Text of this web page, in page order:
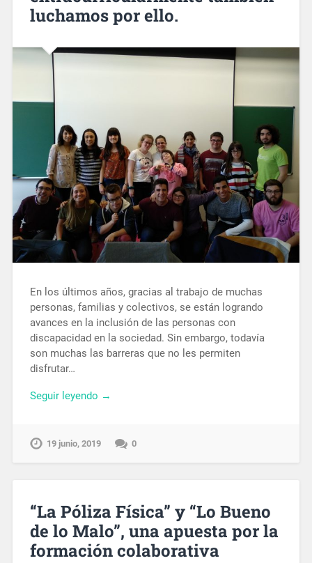
luchamos por ello.
En los últimos años, gracias al trabajo de muchas
personas, familias y colectivos, se están logrando
avances en la inclusión de las personas con
discapacidad en la sociedad. Sin embargo, todavía
son muchas las barreras que no les permiten
disfrutar…
Seguir leyendo →
19 junio, 2019 0
“La Póliza Física” y “Lo Bueno
de lo Malo”, una apuesta por la
formación colaborativa